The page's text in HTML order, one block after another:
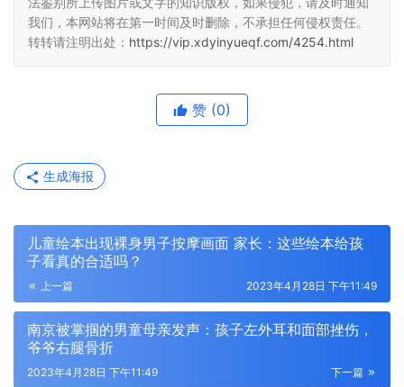
我们，本网站将在第一时间及时删除，不承担任何侵权责任。
转转请注明出处： https://vip.xdyinyueqf.com/4254.html
赞 (0)
生成海报
儿童绘本出现裸身男子按摩画面 家长：这些绘本给孩
子看真的合适吗？
上一篇 2023年4月28日 下午11:49
南京被掌掴的男童母亲发声：孩子左外耳和面部挫伤，
爷爷右腿骨折
下一篇
2023年4月28日 下午11:49